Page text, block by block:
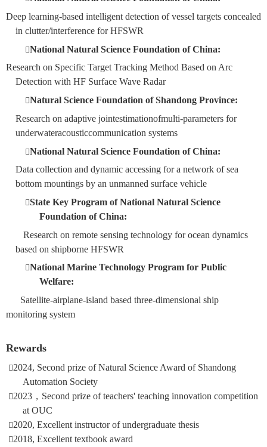
Deep learning-based intelligent detection of vessel targets concealed
in clutter/interference for HFSWR
National Natural Science Foundation of China:
Research on Specific Target Tracking Method Based on Arc
Detection with HF Surface Wave Radar
Natural Science Foundation of Shandong Province:
Research on adaptivejointestimationofmulti-parameters for
underwateracousticcommunication systems
National Natural Science Foundation of China:
Data collection and dynamic accessing for a network of sea
bottom mountings by an unmanned surface vehicle
State Key Program of National Natural Science
Foundation of China:
Research on remote sensing technology for ocean dynamics
based on shipborne HFSWR
National Marine Technology Program for Public
Welfare:
Satellite-airplane-island based three-dimensional ship
monitoring system
Rewards
2024, Second prize of Natural Science Award of Shandong
Automation Society
2023 ， Second prize of teachers' teaching innovation competition
at OUC
2020, Excellent instructor of undergraduate thesis
2018, Excellent textbook award